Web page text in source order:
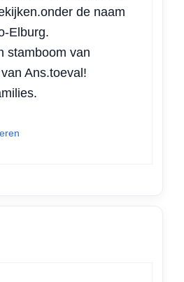
de naam
Elburg.
stamboom van
Ans.toeval!